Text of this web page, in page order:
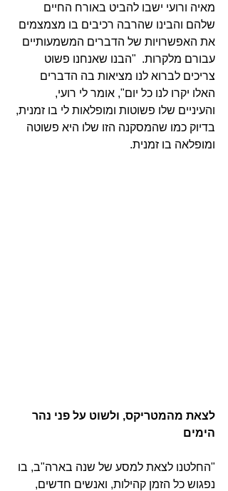
מאיה ורועי ישבו להביט באורח החיים
שלהם והבינו שהרבה רכיבים בו מצמצמים
את האפשרויות של הדברים המשמעותיים
עבורם מלקרות.  "הבנו שאנחנו פשוט
צריכים לברוא לנו מציאות בה הדברים
האלו יקרו לנו כל יום", אומר לי רועי,
והעיניים שלו פשוטות ומופלאות לי בו זמנית,
בדיוק כמו שהמסקנה הזו שלו היא פשוטה
ומופלאה בו זמנית.
לצאת מהמטריקס, ולשוט על פני נהר
הימים
"החלטנו לצאת למסע של שנה בארה"ב, בו
נפגוש כל הזמן קהילות, ואנשים חדשים,